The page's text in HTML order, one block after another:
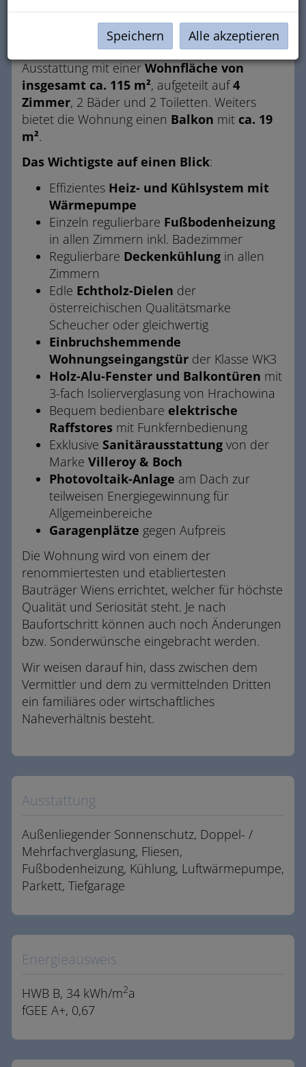
Wohnung ist die perfekte Kombination aus
Grün- und zentraler Lage
Die Wohnung bietet eine hochwertige
Ausstattung mit einerWohnfläche von
insgesamt ca. 115 m², aufgeteilt auf4
Zimmer, 2 Bäder und 2 Toiletten. Weiters
bietet die Wohnung einen Balkon mit ca. 19
m².
Das Wichtigste auf einen Blick:
Effizientes Heiz- und Kühlsystem mit
Wärmepumpe
Einzeln regulierbare Fußbodenheizung
in allen Zimmern inkl. Badezimmer
Regulierbare Deckenkühlung in allen
Zimmern
Edle Echtholz-Dielen der
österreichischen Qualitätsmarke
Scheucher oder gleichwertig
Einbruchshemmende
Wohnungseingangstür der Klasse WK3
Holz-Alu-Fenster und Balkontüren mit
3-fach Isolierverglasung von Hrachowina
Bequem bedienbare elektrische
Raffstores mit Funkfernbedienung
Exklusive Sanitärausstattung von der
Marke Villeroy & Boch
Photovoltaik-Anlage am Dach zur
teilweisen Energiegewinnung für
Allgemeinbereiche
Garagenplätze gegen Aufpreis
Die Wohnung wird von einem der
renommiertesten und etabliertesten
Bauträger Wiens errichtet, welcher für höchste
Qualität und Seriosität steht. Je nach
Baufortschritt können auch noch Änderungen
bzw. Sonderwünsche eingebracht werden.
Wir weisen darauf hin, dass zwischen dem
Vermittler und dem zu vermittelnden Dritten
ein familiäres oder wirtschaftliches
Naheverhältnis besteht.
Ausstattung
Außenliegender Sonnenschutz Doppel- /
Mehrfachverglasung Fliesen
Fußbodenheizung Kühlung Luftwärmepumpe
Parkett Tiefgarage
Energieausweis
HWB B, 34 kWh/m2a
fGEE A+, 0,67
Speichern Alle akzeptieren